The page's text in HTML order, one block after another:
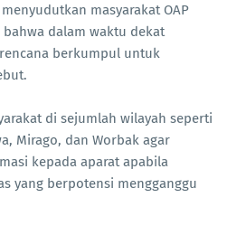
masyarakat OAP
dalam waktu dekat
berkumpul untuk
di sejumlah wilayah seperti
Mirago, dan Worbak agar
kepada aparat apabila
yang berpotensi mengganggu